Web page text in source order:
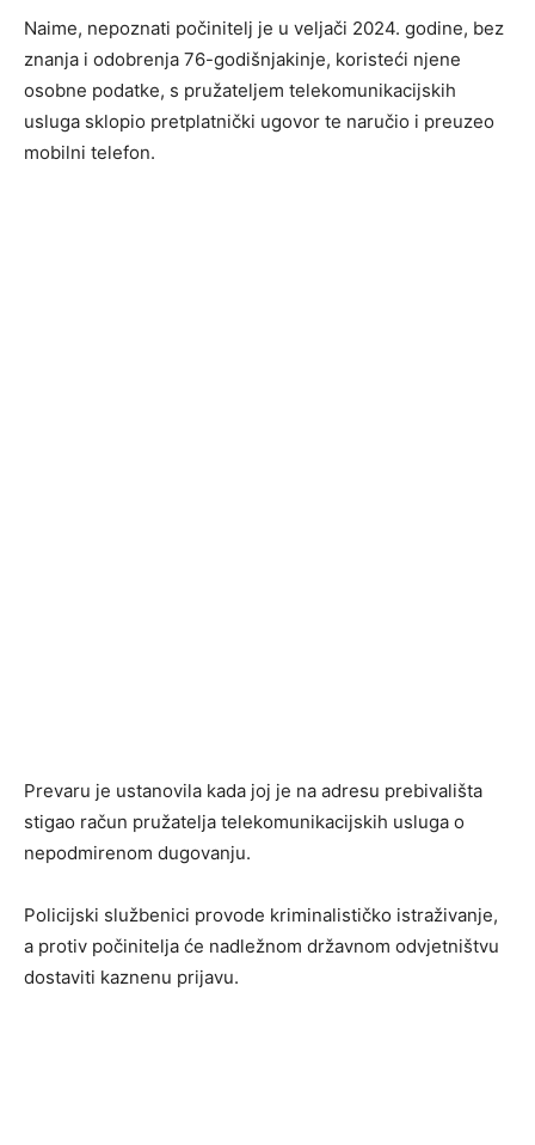
Naime, nepoznati počinitelj je u veljači 2024. godine, bez
znanja i odobrenja 76-godišnjakinje, koristeći njene
osobne podatke, s pružateljem telekomunikacijskih
usluga sklopio pretplatnički ugovor te naručio i preuzeo
mobilni telefon.
Prevaru je ustanovila kada joj je na adresu prebivališta
stigao račun pružatelja telekomunikacijskih usluga o
nepodmirenom dugovanju.
Policijski službenici provode kriminalističko istraživanje,
a protiv počinitelja će nadležnom državnom odvjetništvu
dostaviti kaznenu prijavu.